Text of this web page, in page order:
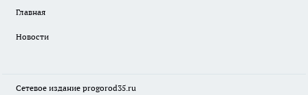
Главная
Новости
Сетевое издание progorod35.ru